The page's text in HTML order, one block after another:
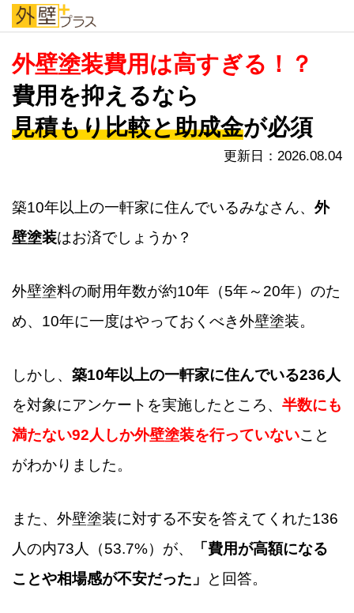
外壁塗装費用は高すぎる！？
費用を抑えるなら
見積もり比較と助成金が必須
更新日：2026.08.04
築10年以上の一軒家に住んでいるみなさん、 外
壁塗装はお済でしょうか？
外壁塗料の耐用年数が約10年（5年～20年）のた
め、10年に一度はやっておくべき外壁塗装。
しかし、 築10年以上の一軒家に住んでいる236人
を対象にアンケートを実施したところ、 半数にも
満たない92人しか外壁塗装を行っていないこと
がわかりました。
また、外壁塗装に対する不安を答えてくれた136
人の内73人（53.7%）が、
「費用が高額になる
ことや相場感が不安だった」
と回答。